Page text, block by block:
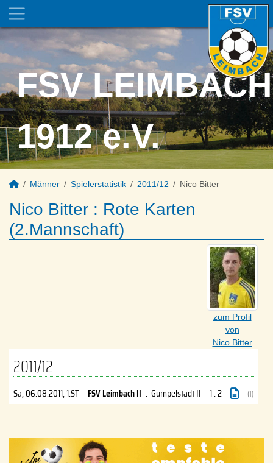
FSV LEIMBACH
1912 e.V.
Männer Spielerstatistik 2011/12 Nico Bitter
Nico Bitter : Rote Karten
(2.Mannschaft)
zum Profil
von
Nico Bitter
2011/12
Sa, 06.08.2011, 1.ST FSV Leimbach II : Gumpelstadt II 1 : 2 (1)